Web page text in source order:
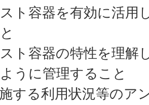
ト容器を有効に活用
ト容器の特性を理解
うに管理すること
する利用状況等のア